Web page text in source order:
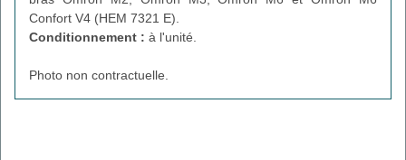
Confort V4 (HEM 7321 E).
Conditionnement : à l'unité.
Photo non contractuelle.